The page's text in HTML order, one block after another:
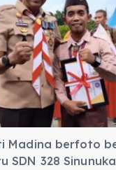
Madina berfoto
SDN 328